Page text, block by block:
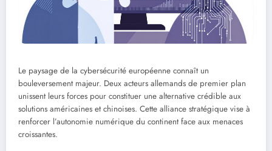
Le paysage de la cybersécurité européenne connaît un
bouleversement majeur. Deux acteurs allemands de premier plan
unissent leurs forces pour constituer une alternative crédible aux
solutions américaines et chinoises. Cette alliance stratégique vise à
renforcer l’autonomie numérique du continent face aux menaces
croissantes.